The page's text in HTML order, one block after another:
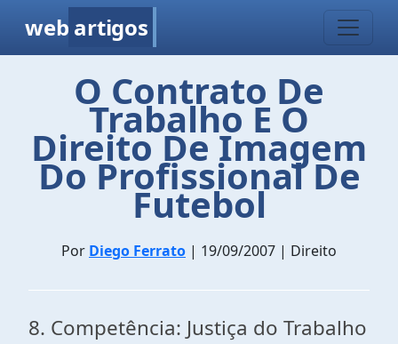
web artigos
O Contrato De
Trabalho E O
Direito De Imagem
Do Profissional De
Futebol
Por Diego Ferrato | 19/09/2007 | Direito
8. Competência: Justiça do Trabalho